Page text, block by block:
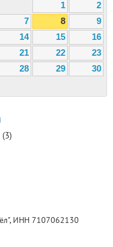
1
2
7 8
9
14 15
16
21 22
23
28 29
30
(3)
ИНН 7107062130